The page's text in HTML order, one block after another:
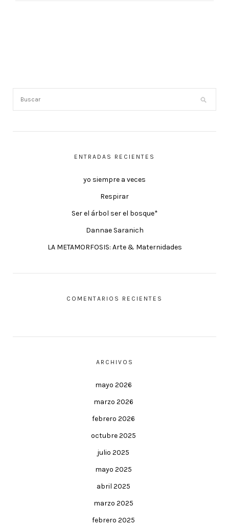
ENTRADAS RECIENTES
yo siempre a veces
Respirar
Ser el árbol ser el bosque*
Dannae Saranich
LA METAMORFOSIS: Arte & Maternidades
COMENTARIOS RECIENTES
ARCHIVOS
mayo 2026
marzo 2026
febrero 2026
octubre 2025
julio 2025
mayo 2025
abril 2025
marzo 2025
febrero 2025